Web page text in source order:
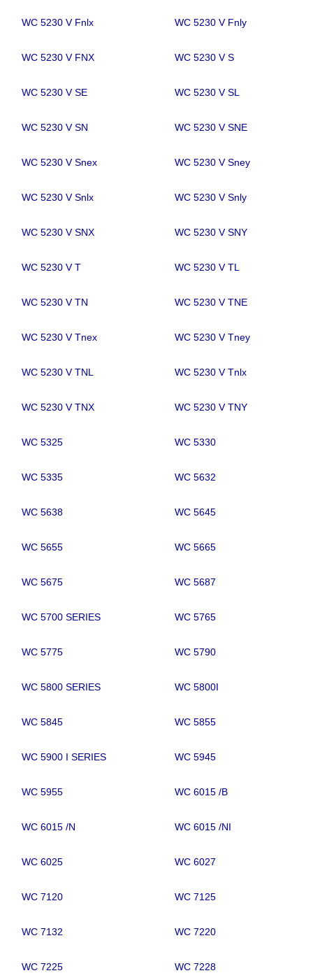
WC 5230 V Fnlx WC 5230 V Fnly
WC 5230 V FNX WC 5230 V S
WC 5230 V SE WC 5230 V SL
WC 5230 V SN WC 5230 V SNE
WC 5230 V Snex WC 5230 V Sney
WC 5230 V Snlx WC 5230 V Snly
WC 5230 V SNX WC 5230 V SNY
WC 5230 V T WC 5230 V TL
WC 5230 V TN WC 5230 V TNE
WC 5230 V Tnex WC 5230 V Tney
WC 5230 V TNL WC 5230 V Tnlx
WC 5230 V TNX WC 5230 V TNY
WC 5325 WC 5330
WC 5335 WC 5632
WC 5638 WC 5645
WC 5655 WC 5665
WC 5675 WC 5687
WC 5700 SERIES WC 5765
WC 5775 WC 5790
WC 5800 SERIES WC 5800I
WC 5845 WC 5855
WC 5900 I SERIES WC 5945
WC 5955 WC 6015 /B
WC 6015 /N WC 6015 /NI
WC 6025 WC 6027
WC 7120 WC 7125
WC 7132 WC 7220
WC 7225 WC 7228